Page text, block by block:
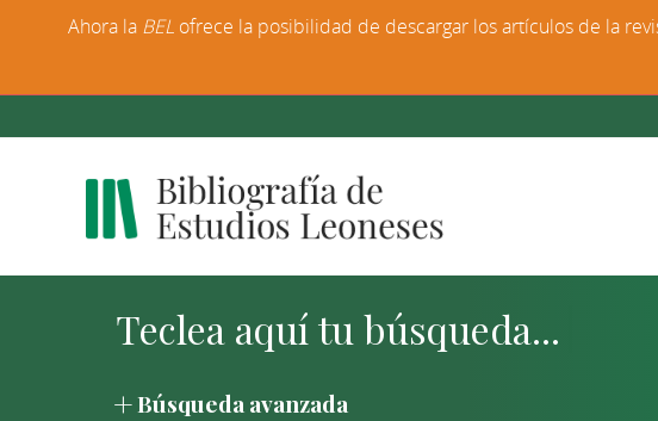
Búsqueda avanzada
Ahora la BEL ofrece la posibilidad de descargar los artículos de la